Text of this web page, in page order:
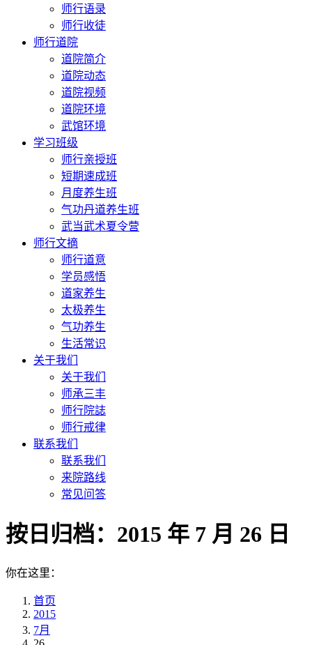
师行语录
师行收徒
师行道院
道院简介
道院动态
道院视频
道院环境
武馆环境
学习班级
师行亲授班
短期速成班
月度养生班
气功丹道养生班
武当武术夏令营
师行文摘
师行道意
学员感悟
道家养生
太极养生
气功养生
生活常识
关于我们
关于我们
师承三丰
师行院誌
师行戒律
联系我们
联系我们
来院路线
常见问答
按日归档： 2015 年 7 月 26 日
你在这里：
首页
2015
7月